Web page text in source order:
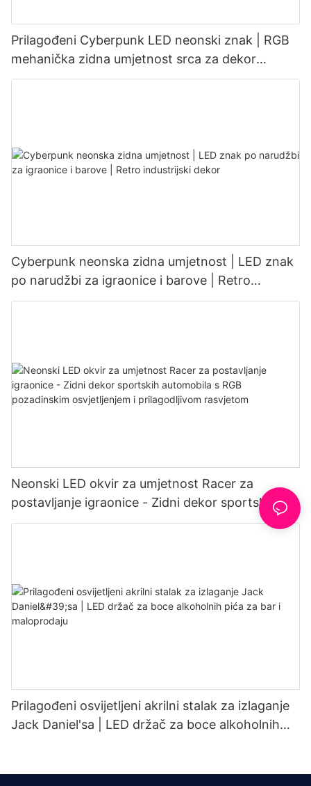
Prilagođeni Cyberpunk LED neonski znak | RGB
mehanička zidna umjetnost srca za dekor
igraonice i bara
Cyberpunk neonska zidna umjetnost | LED znak
po narudžbi za igraonice i barove | Retro
industrijski dekor
Neonski LED okvir za umjetnost Racer za
postavljanje igraonice - Zidni dekor sportskih
automobila s RGB pozadinskim osvjetljenjem i
Prilagođeni osvijetljeni akrilni stalak za izlaganje
Jack Daniel'sa | LED držač za boce alkoholnih